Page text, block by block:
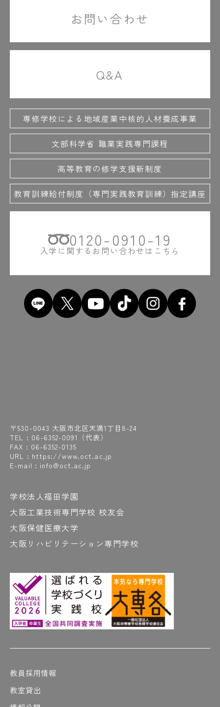
〒530-0043 大阪市北区天満1丁目8-24
TEL : 06-6352-0091 （代表）
FAX : 06-6352-0135
URL : https://www.oct.ac.jp
E-mail : info@oct.ac.jp
0120-0910-19
入学に関するお問い合わせはこちら
学校法人福田学園
大阪工業技術専門学校 校友会
大阪保健医療大学
大阪リハビリテーション専門学校
お問い合わせ
Q&A
専修学校による地域産業中核的人材養成事業
文部科学省 職業実践専門課程
高等教育の修学支援新制度
教育訓練給付制度（専門実践教育訓練）指定講座
教員採用情報
教室貸出